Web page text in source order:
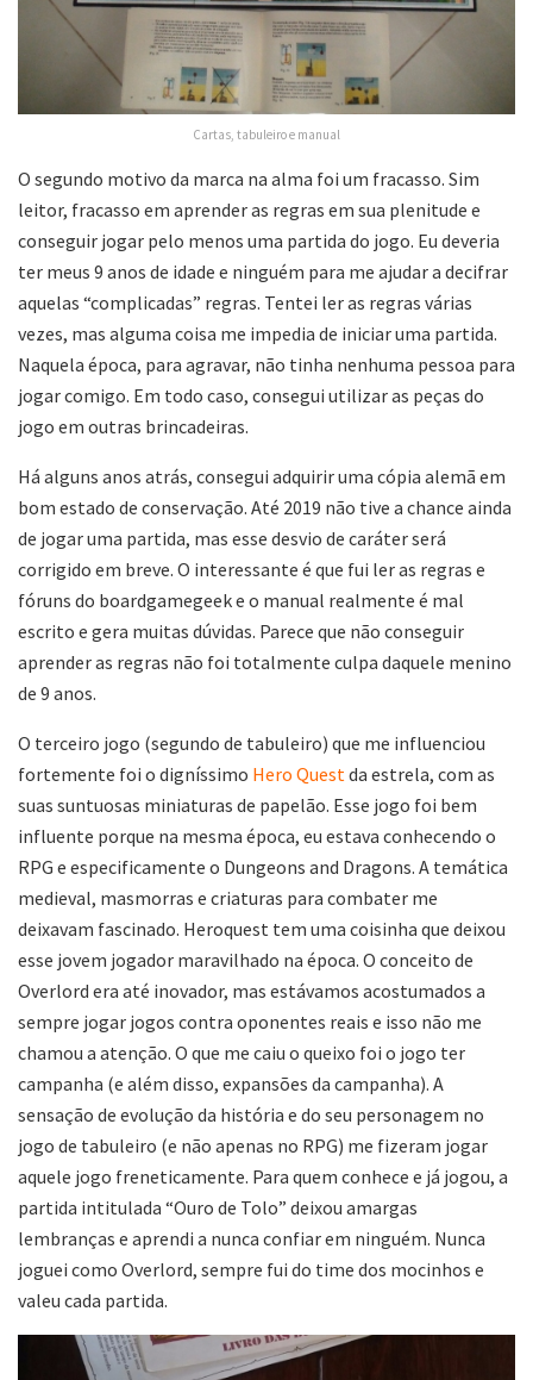
Cartas, tabuleiro e manual
O segundo motivo da marca na alma foi um fracasso. Sim
leitor, fracasso em aprender as regras em sua plenitude e
conseguir jogar pelo menos uma partida do jogo. Eu deveria
ter meus 9 anos de idade e ninguém para me ajudar a decifrar
aquelas “complicadas” regras. Tentei ler as regras várias
vezes, mas alguma coisa me impedia de iniciar uma partida.
Naquela época, para agravar, não tinha nenhuma pessoa para
jogar comigo. Em todo caso, consegui utilizar as peças do
jogo em outras brincadeiras.
Há alguns anos atrás, consegui adquirir uma cópia alemã em
bom estado de conservação. Até 2019 não tive a chance ainda
de jogar uma partida, mas esse desvio de caráter será
corrigido em breve. O interessante é que fui ler as regras e
fóruns do boardgamegeek e o manual realmente é mal
escrito e gera muitas dúvidas. Parece que não conseguir
aprender as regras não foi totalmente culpa daquele menino
de 9 anos.
O terceiro jogo (segundo de tabuleiro) que me influenciou
fortemente foi o digníssimo Hero Quest da estrela, com as
suas suntuosas miniaturas de papelão. Esse jogo foi bem
influente porque na mesma época, eu estava conhecendo o
RPG e especificamente o Dungeons and Dragons. A temática
medieval, masmorras e criaturas para combater me
deixavam fascinado. Heroquest tem uma coisinha que deixou
esse jovem jogador maravilhado na época. O conceito de
Overlord era até inovador, mas estávamos acostumados a
sempre jogar jogos contra oponentes reais e isso não me
chamou a atenção. O que me caiu o queixo foi o jogo ter
campanha (e além disso, expansões da campanha). A
sensação de evolução da história e do seu personagem no
jogo de tabuleiro (e não apenas no RPG) me fizeram jogar
aquele jogo freneticamente. Para quem conhece e já jogou, a
partida intitulada “Ouro de Tolo” deixou amargas
lembranças e aprendi a nunca confiar em ninguém. Nunca
joguei como Overlord, sempre fui do time dos mocinhos e
valeu cada partida.